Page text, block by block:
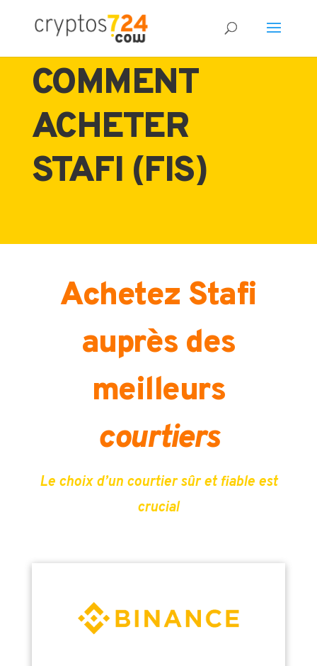
COMMENT
ACHETER
STAFI (FIS)
Achetez Stafi
auprès des
meilleurs
courtiers
Le choix d’un courtier sûr et fiable est
crucial